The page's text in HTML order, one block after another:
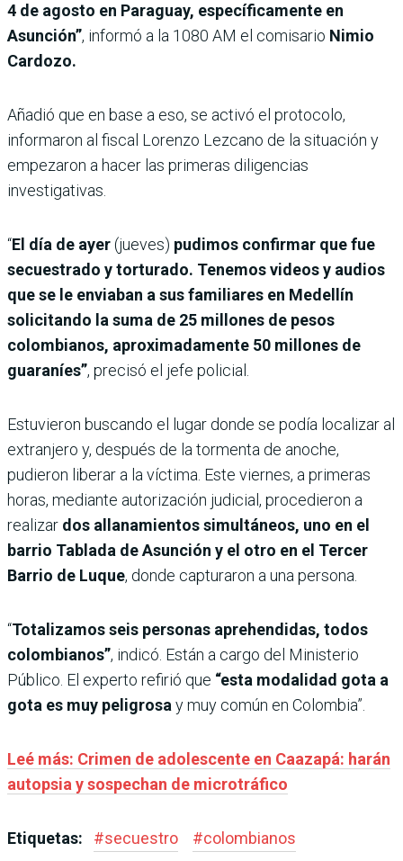
4 de agosto en Paraguay, específicamente en
Asunción”, informó a la 1080 AM el comisario Nimio
Cardozo.
Añadió que en base a eso, se activó el protocolo,
informaron al fiscal Lorenzo Lezcano de la situación y
empezaron a hacer las primeras diligencias
investigativas.
“El día de ayer(jueves) pudimos confirmar que fue
secuestrado y torturado. Tenemos videos y audios
que se le enviaban a sus familiares en Medellín
solicitando la suma de 25 millones de pesos
colombianos, aproximadamente 50 millones de
guaraníes”, precisó el jefe policial.
Estuvieron buscando el lugar donde se podía localizar al
extranjero y, después de la tormenta de anoche,
pudieron liberar a la víctima. Este viernes, a primeras
horas, mediante autorización judicial, procedieron a
realizar dos allanamientos simultáneos, uno en el
barrio Tablada de Asunción y el otro en el Tercer
Barrio de Luque, donde capturaron a una persona.
“Totalizamos seis personas aprehendidas, todos
colombianos”, indicó. Están a cargo del Ministerio
Público. El experto refirió que “esta modalidad gota a
gota es muy peligrosay muy común en Colombia”.
Leé más: Crimen de adolescente en Caazapá: harán
autopsia y sospechan de microtráfico
Etiquetas: #secuestro #colombianos